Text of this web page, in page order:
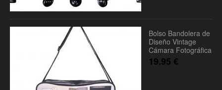
Bolso Bandolera de
Diseño Vintage
Cámara Fotográfica
19.95 €